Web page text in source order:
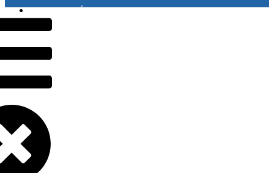
SOBRE NÓS